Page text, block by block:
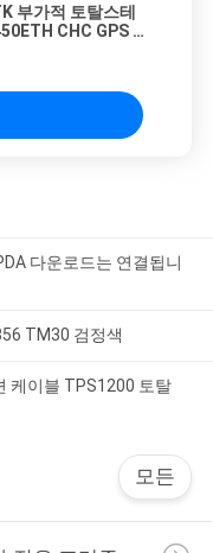
부가적 토탈스테
CHC GPS 스
다운로드는 연결됩니
TM30 검정색
케이블 TPS1200 토탈
모든